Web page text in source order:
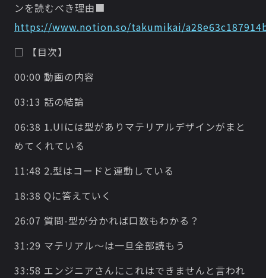
ンを読むべき理由■
https://www.notion.so/takumikai/
□ 【目次】
00:00 動画の内容
03:13 話の結論
06:38 1.UIには型がありマテリアルデザインがまと
めてくれている
11:48 2.型はコードと連動している
18:38 Qに答えていく
26:07 質問-型が分かれば口数もわかる？
31:29 マテリアル〜は一旦全部読もう
33:58 エンジニアさんにこれはできませんと言われ